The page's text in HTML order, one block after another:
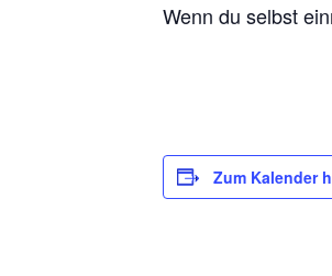
Wenn du selbst
Zum Kalender